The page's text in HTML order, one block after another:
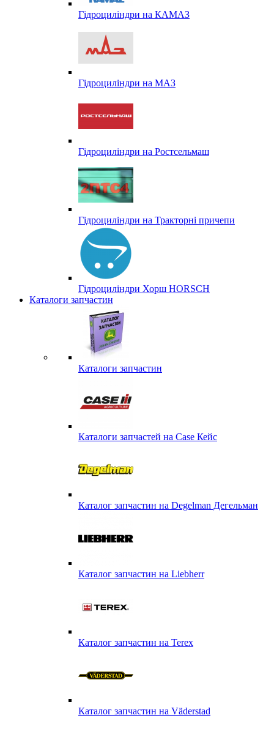
Гідроциліндри на КАМАЗ
Гідроциліндри на МАЗ
Гідроциліндри на Ростсельмаш
Гідроциліндри на Тракторні причепи
Гідроциліндри Хорш HORSCH
Каталоги запчастин
Каталоги запчастин
Каталоги запчастей на Case Кейс
Каталог запчастин на Degelman Дегельман
Каталог запчастин на Liebherr
Каталог запчастин на Terex
Каталог запчастин на Väderstad